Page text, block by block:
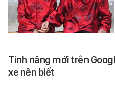
Tính năng mới trên
xe nên biết